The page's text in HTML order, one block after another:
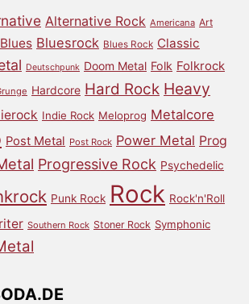
Alternative Rock Americana Art
Blues Bluesrock Blues Rock Classic
Deutschpunk Doom Metal Folk Folkrock
Hardcore Hard Rock Heavy
Indie Rock Meloprog Metalcore
Post Metal Post Rock Power Metal Prog
Progressive Rock Psychedelic
Punk Rock Rock Rock'n'Roll
Southern Rock Stoner Rock Symphonic